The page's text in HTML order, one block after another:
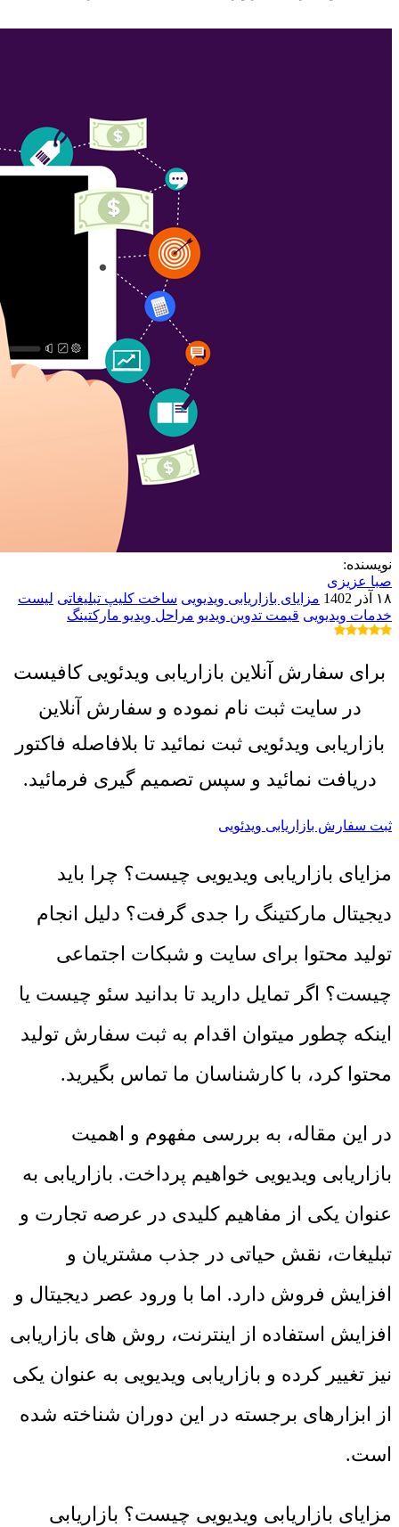
نویسنده:
صبا عزیزی
۱۸ آذر 1402
مزایای بازاریابی ویدیویی ساخت کلیپ تبلیغاتی لیست
خدمات ویدیویی قیمت تدوین ویدیو مراحل ویدیو مارکتینگ
برای سفارش آنلاین بازاریابی ویدئویی کافیست
در سایت ثبت نام نموده و سفارش آنلاین
بازاریابی ویدئویی ثبت نمائید تا بلافاصله فاکتور
دریافت نمائید و سپس تصمیم گیری فرمائید.
ثبت سفارش بازاریابی ویدئویی
مزایای بازاریابی ویدیویی چیست؟ چرا باید
دیجیتال مارکتینگ را جدی گرفت؟ دلیل انجام
تولید محتوا برای سایت و شبکات اجتماعی
چیست؟ اگر تمایل دارید تا بدانید سئو چیست یا
اینکه چطور میتوان اقدام به ثبت سفارش تولید
محتوا کرد، با کارشناسان ما تماس بگیرید.
در این مقاله، به بررسی مفهوم و اهمیت
بازاریابی ویدیویی خواهیم پرداخت. بازاریابی به
عنوان یکی از مفاهیم کلیدی در عرصه تجارت و
تبلیغات، نقش حیاتی در جذب مشتریان و
افزایش فروش دارد. اما با ورود عصر دیجیتال و
افزایش استفاده از اینترنت، روش های بازاریابی
نیز تغییر کرده و بازاریابی ویدیویی به عنوان یکی
از ابزارهای برجسته در این دوران شناخته شده
است.
مزایای بازاریابی ویدیویی چیست؟ بازاریابی